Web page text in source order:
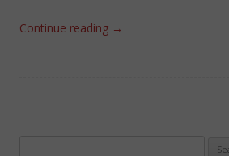
Continue reading →